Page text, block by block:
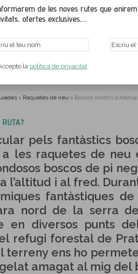
de les noves rutes que
ofertes exclusives,...
la política de privacitat
> Raquetes de neu > Boscos nòrdics d’Aransa
RUTA?
pels fantàstics
a les raquetes de neu
boscos de pi
l’altitud i al fred.
fantàstiques
nord de la serra
en diversos punts
refugi forestal de
terreny ens ho
amagat al mig del